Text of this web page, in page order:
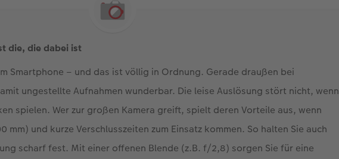
die, die dabei ist
Smartphone – und das ist völlig in Ordnung. Gerade draußen bei
ungestellte Aufnahmen wunderbar. Die leise Auslösung stört nicht, wenn
spielen. Wer zur großen Kamera greift, spielt deren Vorteile aus, wenn
mm) und kurze Verschlusszeiten zum Einsatz kommen. So halten Sie auch
scharf fest. Mit einer offenen Blende (z.B. f/2,8) sorgen Sie für eine